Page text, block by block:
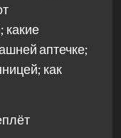
какие
аптечке;
как